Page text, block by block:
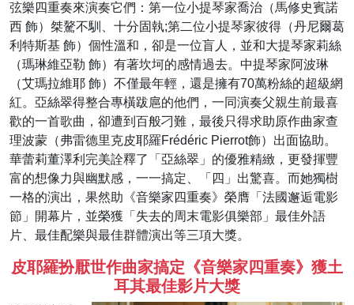
弦樂四重奏來演奏它們：第一位小提琴家喬治（馬修史賓諾
西 飾）桀驁不馴、十分固執;第二位小提琴家彼得（丹尼爾葛
利特斯基 飾）個性溫和，卻是一位盲人，並和大提琴家莉絲
（瑪琳維亞勒 飾）有著坎坷的感情過去。中提琴家阿波琳
（艾瑪拉維耶 飾）不僅最年輕，還是擁有70萬粉絲的超級網
紅。亞絲翠得整合專橫跋扈的他們，一同演奏父親生前最喜
歡的一首歌曲，卻遭到百般刁難，最後只得求助原作曲家查
理波蒙（弗雷德里克皮耶羅Frédéric Pierrot飾）出面協助。
華蕾莉董澤利完美詮釋了「亞絲翠」的優雅精緻，更發揮豐
富的想像力與幽默感，一一搞定、「四」出驚喜。而她獨樹
一格的演出，果然助《音樂家四重奏》榮膺「法國邂逅電影
節」開幕片，並榮獲「失去的周末電影俱樂部」最佳外語
片、最佳配樂與最佳群體演出等三項大獎。
皮耶羅扮厭世作曲家搞定《音樂家四重奏》獲土
耳其最佳影片大獎